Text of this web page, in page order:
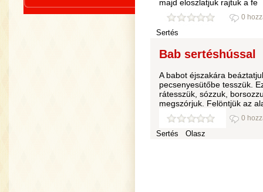
majd eloszlatjuk rajtuk a fe
0
Sertés
Bab sertéshússal
A babot éjszakára
pecsenyesütőbe tesszük.
rátesszük, sózzuk,
megszórjuk. Felöntjük az
0
Sertés
Olasz